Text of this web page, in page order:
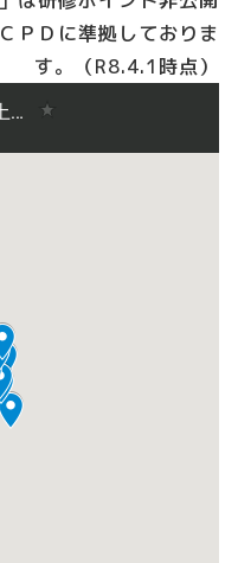
ＰＤに準拠しておりま
す。（R8.4.1時点）